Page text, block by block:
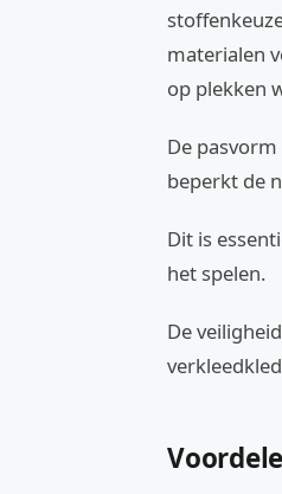
materialen
op plekken
De
beperkt de
Dit is
het spelen.
De